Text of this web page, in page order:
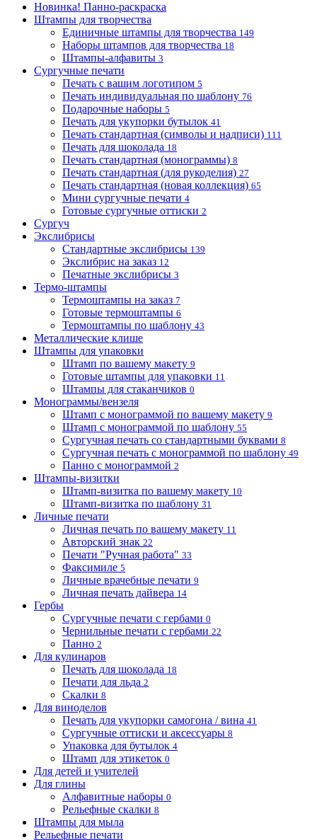
Новинка! Панно-раскраска
Штампы для творчества
Единичные штампы для творчества 149
Наборы штампов для творчества 18
Штампы-алфавиты 3
Сургучные печати
Печать с вашим логотипом 5
Печать индивидуальная по шаблону 76
Подарочные наборы 5
Печать для укупорки бутылок 41
Печать стандартная (символы и надписи) 111
Печать для шоколада 18
Печать стандартная (монограммы) 8
Печать стандартная (для рукоделия) 27
Печать стандартная (новая коллекция) 65
Мини сургучные печати 4
Готовые сургучные оттиски 2
Сургуч
Экслибрисы
Стандартные экслибрисы 139
Экслибрис на заказ 12
Печатные экслибрисы 3
Термо-штампы
Термоштампы на заказ 7
Готовые термоштампы 6
Термоштампы по шаблону 43
Металлические клише
Штампы для упаковки
Штамп по вашему макету 9
Готовые штампы для упаковки 11
Штампы для стаканчиков 0
Монограммы/вензеля
Штамп с монограммой по вашему макету 9
Штамп с монограммой по шаблону 55
Сургучная печать со стандартными буквами 8
Сургучная печать с монограммой по шаблону 49
Панно с монограммой 2
Штампы-визитки
Штамп-визитка по вашему макету 10
Штамп-визитка по шаблону 31
Личные печати
Личная печать по вашему макету 11
Авторский знак 22
Печати "Ручная работа" 33
Факсимиле 5
Личные врачебные печати 9
Личная печать дайвера 14
Гербы
Сургучные печати с гербами 0
Чернильные печати с гербами 22
Панно 2
Для кулинаров
Печать для шоколада 18
Печати для льда 2
Скалки 8
Для виноделов
Печать для укупорки самогона / вина 41
Сургучные оттиски и аксессуары 8
Упаковка для бутылок 4
Штамп для этикеток 0
Для детей и учителей
Для глины
Алфавитные наборы 0
Рельефные скалки 8
Штампы для мыла
Рельефные печати